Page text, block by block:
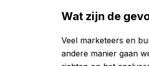
Wat zijn de
Veel marketeers en
andere manier gaan